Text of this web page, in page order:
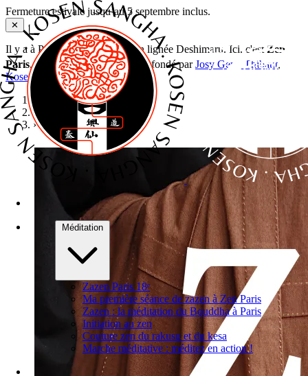
Fermeture estivale jusqu’au 5 septembre inclus.
Méditation
Zazen Paris 18ᵉ
Ma première séance de zazen à Zen Paris
Zazen : la méditation du Bouddha à Paris
Initiation au zen
Couture zen du rakusu et du kesa
Marche méditative : méditez en action !
✕
Il y a à Paris plusieurs dojos zen lignée Deshimaru. Ici, c'est Zen
Paris, 50 rue Labat, Paris 18 — fondé parJosy Genji Thibaut,
Kosen Sangha. Bienvenue !
›
› Sesshin de Paris